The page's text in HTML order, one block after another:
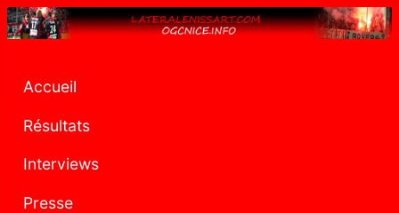
Accueil
Résultats
Interviews
Presse